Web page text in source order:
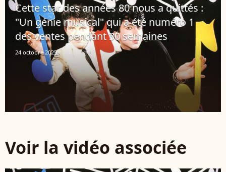
Cette star des années 80 nous a quittés :
"Un génie musical" qui a été numéro 1
des ventes pendant 30 semaines
24 octobre 2025
Voir la vidéo associée